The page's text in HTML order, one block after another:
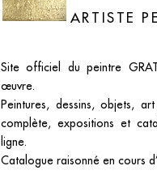
ARTISTE
Site officiel du peintre
œuvre.
Peintures, dessins, objets,
complète, expositions et
ligne.
Catalogue raisonné en cours